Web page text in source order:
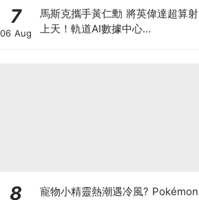
7
06 Aug
馬斯克攜手黃仁勳 將英偉達超算射
上天！軌道AI數據中心
8
寵物小精靈熱潮遇冷風? Pokémon